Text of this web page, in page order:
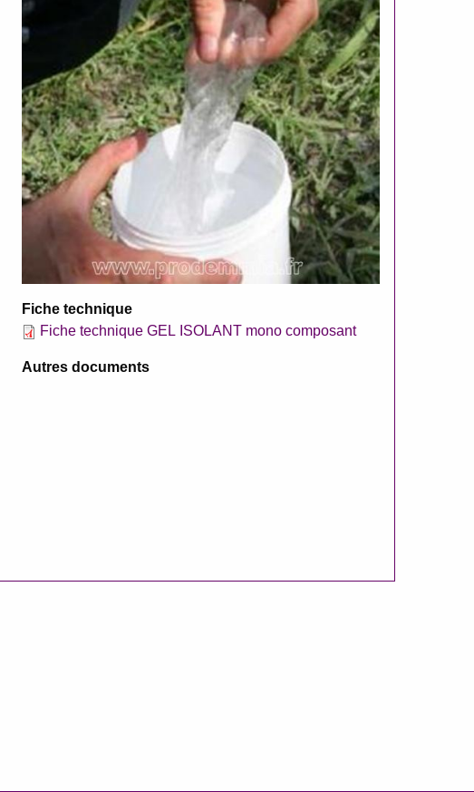
Fiche technique
Fiche technique GEL ISOLANT mono composant
Autres documents